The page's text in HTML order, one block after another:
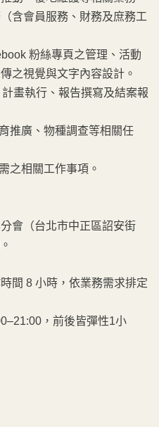
含會員服務、財務及庶務工
粉絲專頁之管理、活動
之視覺與文字內容設計。
畫執行、報告撰寫及結案報
推廣、物種調查等相關任
之相關工作事項。
會（台北市中正區詔安街
間 8 小時，依業務需求排定
，前後皆彈性1小